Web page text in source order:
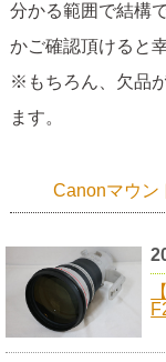
分かる範囲で結構
かご確認頂けると
※もちろん、欠品
ます。
Canonマウン